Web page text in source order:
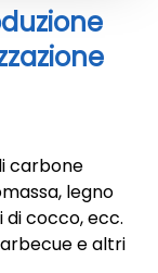
carbone
legno
di cocco, ecc.
e altri